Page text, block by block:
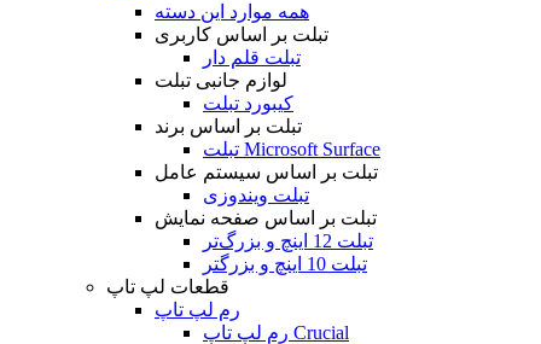
همه موارد این دسته
تبلت بر اساس کاربری
تبلت قلم دار
لوازم جانبی تبلت
کیبورد تبلت
تبلت بر اساس برند
تبلت Microsoft Surface
تبلت بر اساس سیستم عامل
تبلت ویندوزی
تبلت بر اساس صفحه نمایش
تبلت 12 اینچ و بزرگ‌تر
تبلت 10 اینچ و بزرگتر
قطعات لپ تاپ
رم لپ تاپ
رم لپ تاپ Crucial